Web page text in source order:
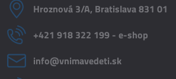
Hroznová 3/A, Bratislava 831 01
+421 918 322 199 - e-shop
info​@vnimavedeti​.sk